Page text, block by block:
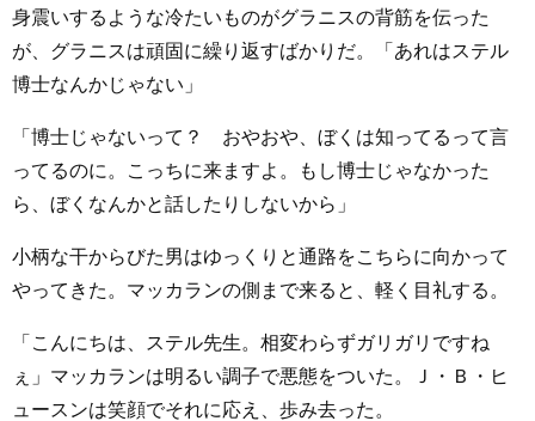
身震いするような冷たいものがグラニスの背筋を伝った
が、グラニスは頑固に繰り返すばかりだ。「あれはステル
博士なんかじゃない」
「博士じゃないって？ おやおや、ぼくは知ってるって言
ってるのに。こっちに来ますよ。もし博士じゃなかった
ら、ぼくなんかと話したりしないから」
小柄な干からびた男はゆっくりと通路をこちらに向かって
やってきた。マッカランの側まで来ると、軽く目礼する。
「こんにちは、ステル先生。相変わらずガリガリですね
ぇ」マッカランは明るい調子で悪態をついた。Ｊ・Ｂ・ヒ
ュースンは笑顔でそれに応え、歩み去った。